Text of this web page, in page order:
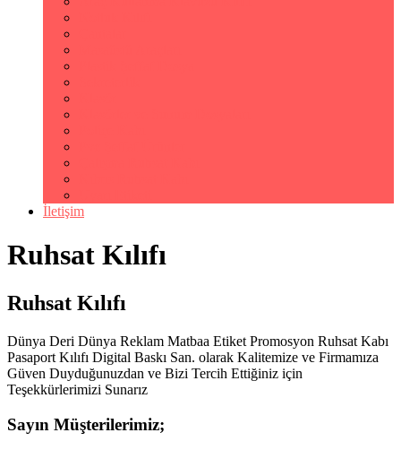
İletişim
Ruhsat Kılıfı
Ruhsat Kılıfı
Dünya Deri Dünya Reklam Matbaa Etiket Promosyon Ruhsat Kabı
Pasaport Kılıfı Digital Baskı San. olarak Kalitemize ve Firmamıza
Güven Duyduğunuzdan ve Bizi Tercih Ettiğiniz için
Teşekkürlerimizi Sunarız
Sayın Müşterilerimiz;